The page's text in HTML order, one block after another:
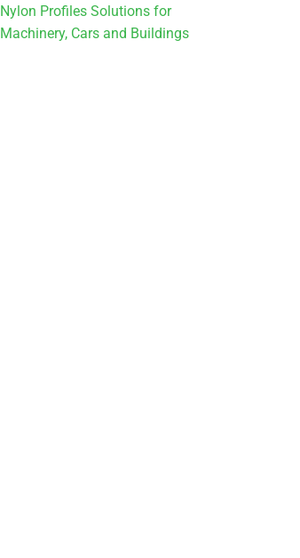
Nylon Profiles Solutions for
Machinery, Cars and Buildings